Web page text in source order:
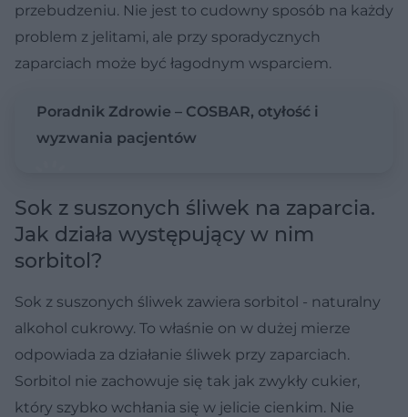
przebudzeniu. Nie jest to cudowny sposób na każdy
problem z jelitami, ale przy sporadycznych
zaparciach może być łagodnym wsparciem.
Poradnik Zdrowie – COSBAR, otyłość i
wyzwania pacjentów
Sok z suszonych śliwek na zaparcia.
Jak działa występujący w nim
sorbitol?
Sok z suszonych śliwek zawiera sorbitol - naturalny
alkohol cukrowy. To właśnie on w dużej mierze
odpowiada za działanie śliwek przy zaparciach.
Sorbitol nie zachowuje się tak jak zwykły cukier,
który szybko wchłania się w jelicie cienkim. Nie